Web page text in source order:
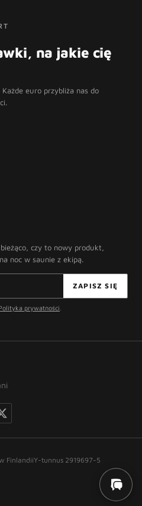
na jakie cię
euro przybliża nas do
czy to nowy produkt,
noc w saunie z ekipą.
ZAPISZ SIĘ
prywatności
FinlandiiY-tunnus 2919697-5